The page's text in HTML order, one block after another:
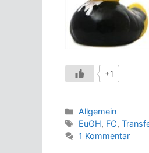
+1
Kategorien
Allgemein
Schlagwörter
EuGH, FC,
1 Kommentar